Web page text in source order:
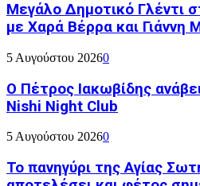
Μεγάλο Δημοτικό Γλέντι
με Χαρά Βέρρα και Γιάννη
5 Αυγούστου 20260
Ο Πέτρος Ιακωβίδης
Nishi Night Club
5 Αυγούστου 20260
Το πανηγύρι της Αγίας